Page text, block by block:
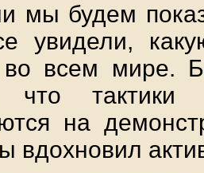
мы будем
увидели,
всем мире.
что
на
вдохновил